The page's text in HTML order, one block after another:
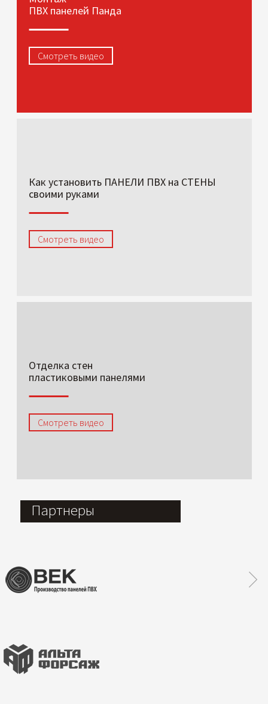
ПВХ панелей Панда
Смотреть видео
Как установить ПАНЕЛИ ПВХ на СТЕНЫ
своими руками
Смотреть видео
Отделка стен
пластиковыми панелями
Смотреть видео
Партнеры